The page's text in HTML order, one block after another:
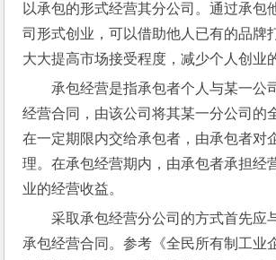
以承包的形式经营其分公司。通过承包
司形式创业，可以借助他人已有的品牌
大大提高市场接受程度，减少个人创业
承包经营是指承包者个人与某一公
经营合同，由该公司将其某一分公司的
在一定期限内交给承包者，由承包者对
理。在承包经营期内，由承包者承担经
业的经营收益。
采取承包经营分公司的方式首先应
承包经营合同。参考《全民所有制工业